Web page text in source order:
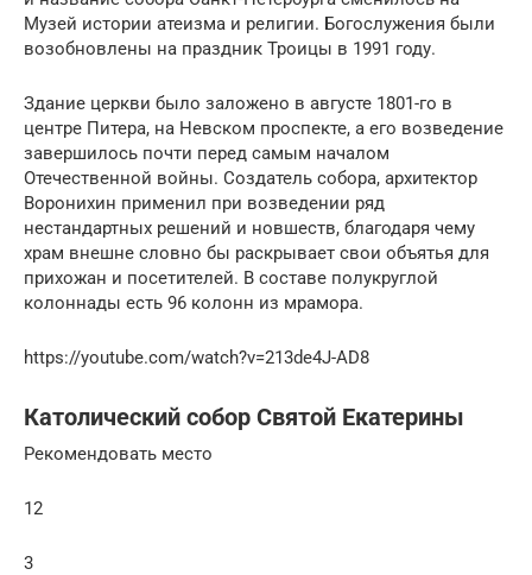
Музей истории атеизма и религии. Богослужения были
возобновлены на праздник Троицы в 1991 году.
Здание церкви было заложено в августе 1801-го в
центре Питера, на Невском проспекте, а его возведение
завершилось почти перед самым началом
Отечественной войны. Создатель собора, архитектор
Воронихин применил при возведении ряд
нестандартных решений и новшеств, благодаря чему
храм внешне словно бы раскрывает свои объятья для
прихожан и посетителей. В составе полукруглой
колоннады есть 96 колонн из мрамора.
https://youtube.com/watch?v=213de4J-AD8
Католический собор Святой Екатерины
Рекомендовать место
12
3